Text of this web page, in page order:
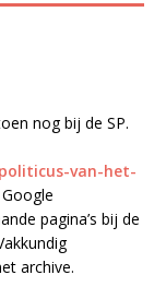
nog bij de SP.
van-het-
pagina’s bij de
archive.